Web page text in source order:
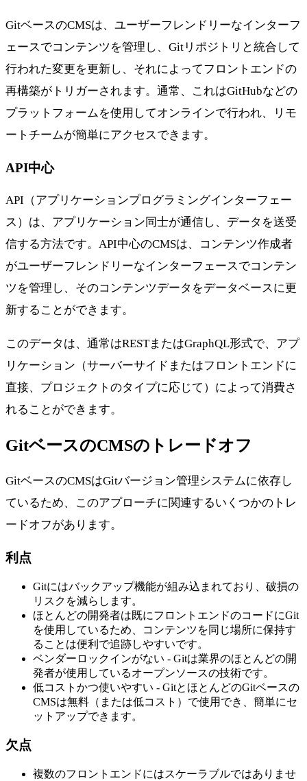
GitベースのCMSは、ユーザーフレンドリーなインターフ
ェースでコンテンツを管理し、Gitリポジトリと統合して
行われた変更を更新し、それによってフロントエンドの
再構築がトリガーされます。通常、これはGitHubなどの
プラットフォームを使用してオンラインで行われ、リモ
ートチームが簡単にアクセスできます。
API中心
API（アプリケーションプログラミングインターフェー
ス）は、アプリケーション同士が通信し、データを送受
信する方法です。API中心のCMSは、コンテンツ作成者
がユーザーフレンドリーなインターフェースでコンテン
ツを管理し、そのコンテンツデータをデータベースに更
新することができます。
このデータは、通常はRESTまたはGraphQL形式で、アプ
リケーション（サーバーサイドまたはフロントエンドに
直接、プロジェクトのタイプに応じて）によって消費さ
れることができます。
GitベースのCMSのトレードオフ
GitベースのCMSはGitバージョン管理システムに依存し
ているため、このアプローチに関連するいくつかのトレ
ードオフがあります。
利点
Gitにはバックアップ機能が組み込まれており、破損の
リスクを減らします。
ほとんどの開発者は既にフロントエンドのコードにGit
を使用しているため、コンテンツを同じ場所に保持す
ることは便利で追跡しやすいです。
ベンダーロックインがない - Gitは業界のほとんどの開
発者が使用しているオープンソースの技術です。
低コストかつ使いやすい - GitとほとんどのGitベースの
CMSは無料（または低コスト）で使用でき、簡単にセ
ットアップできます。
欠点
複数のフロントエンドにはスケーラブルではありませ